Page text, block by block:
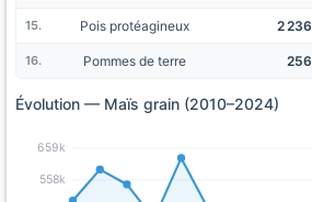
Pois protéagineux 2 236
Pommes de terre 256
Évolution — Maïs grain (2010–2024)
558k
659k